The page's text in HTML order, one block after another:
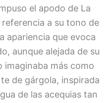
el apodo de La
a su tono de
apariencia que evoca
aunque alejada de su
imaginaba más como
de gárgola, inspirada
de las acequias tan